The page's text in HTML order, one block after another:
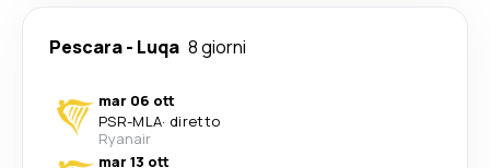
Pescara- Luqa 8 giorni
mar 06 ott
PSR-MLA· diretto
Ryanair
mar 13 ott